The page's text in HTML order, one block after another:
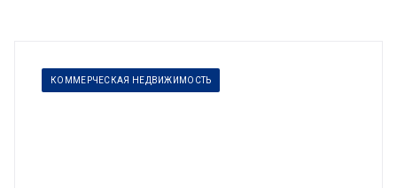
КОММЕРЧЕСКАЯ НЕДВИЖИМОСТЬ